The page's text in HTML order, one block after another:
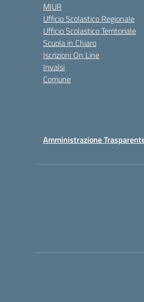
MIUR
Ufficio Scolastico Regionale
Ufficio Scolastico Territoriale
Scuola in Chiaro
Iscrizioni On Line
Invalsi
Comune
Amministrazione